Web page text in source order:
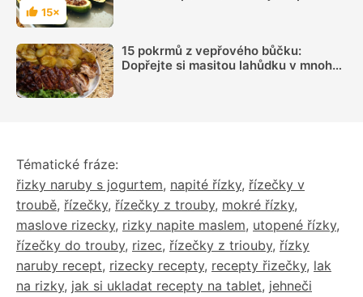
Hodnocení
15×
15 pokrmů z vepřového bůčku:
Dopřejte si masitou lahůdku v mnoha
Tématické fráze:
řizky naruby s jogurtem, napité řízky, řízečky v
troubě, řízečky, řízečky z trouby, mokré řízky,
maslove rizecky, rizky napite maslem, utopené řízky,
řízečky do trouby, rizec, řízečky z triouby, řízky
naruby recept, rizecky recepty, recepty řizečky, lak
na rizky, jak si ukladat recepty na tablet, jehneči